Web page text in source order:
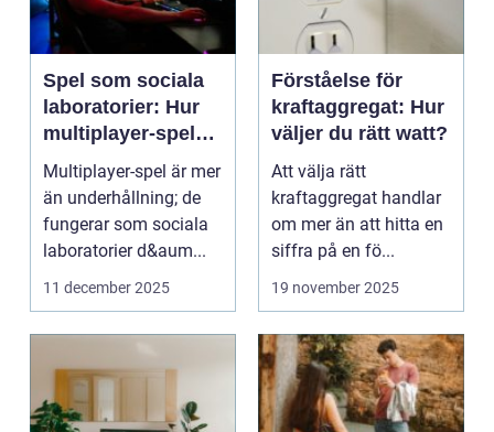
Spel som sociala
laboratorier: Hur
multiplayer-spel
speglar mänskligt
beteende
Multiplayer-spel är mer
än underhållning; de
fungerar som sociala
laboratorier d&aum...
11 december 2025
Förståelse för
kraftaggregat: Hur
väljer du rätt watt?
Att välja rätt
kraftaggregat handlar
om mer än att hitta en
siffra på en fö...
19 november 2025